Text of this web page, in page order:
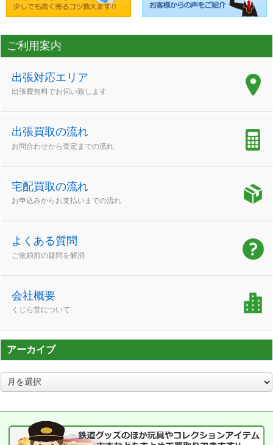
ご利用案内
出張対応エリア
出張費無料でお伺い致します
出張買取の流れ
お問合わせから査定までの流れ
宅配買取の流れ
お申込みからお支払いまでの流れ
よくある質問
ご依頼前の疑問を解消
会社概要
くじら堂について
アーカイブ
ア
ー
ブ